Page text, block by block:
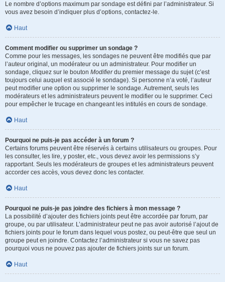
Le nombre d’options maximum par sondage est défini par l’administrateur. Si
vous avez besoin d’indiquer plus d’options, contactez-le.
Haut
Comment modifier ou supprimer un sondage ?
Comme pour les messages, les sondages ne peuvent être modifiés que par
l’auteur original, un modérateur ou un administrateur. Pour modifier un
sondage, cliquez sur le bouton Modifierdu premier message du sujet (c’est
toujours celui auquel est associé le sondage). Si personne n’a voté, l’auteur
peut modifier une option ou supprimer le sondage. Autrement, seuls les
modérateurs et les administrateurs peuvent le modifier ou le supprimer. Ceci
pour empêcher le trucage en changeant les intitulés en cours de sondage.
Haut
Pourquoi ne puis-je pas accéder à un forum ?
Certains forums peuvent être réservés à certains utilisateurs ou groupes. Pour
les consulter, les lire, y poster, etc., vous devez avoir les permissions s’y
rapportant. Seuls les modérateurs de groupes et les administrateurs peuvent
accorder ces accès, vous devez donc les contacter.
Haut
Pourquoi ne puis-je pas joindre des fichiers à mon message ?
La possibilité d’ajouter des fichiers joints peut être accordée par forum, par
groupe, ou par utilisateur. L’administrateur peut ne pas avoir autorisé l’ajout de
fichiers joints pour le forum dans lequel vous postez, ou peut-être que seul un
groupe peut en joindre. Contactez l’administrateur si vous ne savez pas
pourquoi vous ne pouvez pas ajouter de fichiers joints sur un forum.
Haut